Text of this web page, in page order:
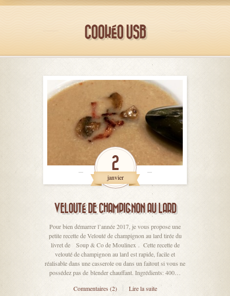
COOKÉO USB
2
janvier
VELOUTÉ DE CHAMPIGNON AU LARD
Pour bien démarrer l’année 2017, je vous propose une
petite recette de Velouté de champignon au lard tirée du
livret de Soup & Co de Moulinex . Cette recette de
velouté de champignon au lard est rapide, facile et
réalisable dans une casserole ou dans un faitout si vous ne
possédez pas de blender chauffant. Ingrédients: 400…
Commentaires (2)
Lire la suite